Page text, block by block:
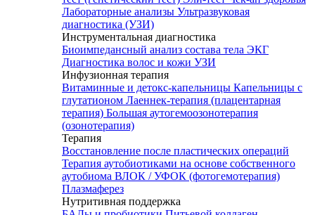
Лабораторные анализы Ультразвуковая
диагностика (УЗИ)
Инструментальная диагностика
Биоимпедансный анализ состава тела ЭКГ
Диагностика волос и кожи УЗИ
Инфузионная терапия
Витаминные и детокс-капельницы Капельницы с
глутатионом Лаеннек-терапия (плацентарная
терапия) Большая аутогемоозонотерапия
(озонотерапия)
Терапия
Восстановление после пластических операций
Терапия аутобиотиками на основе собственного
аутобиома ВЛОК / УФОК (фотогемотерапия)
Плазмаферез
Нутритивная поддержка